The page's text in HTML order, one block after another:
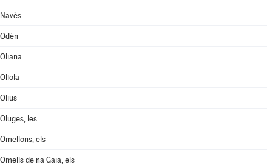
Navès
Odèn
Oliana
Oliola
Olius
Oluges, les
Omellons, els
Omells de na Gaia, els